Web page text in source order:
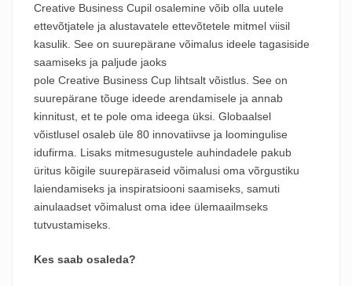
Creative Business Cupil osalemine võib olla uutele
ettevõtjatele ja alustavatele ettevõtetele mitmel viisil
kasulik. See on suurepärane võimalus ideele tagasiside
saamiseks ja paljude jaoks
pole Creative Business Cup lihtsalt võistlus. See on
suurepärane tõuge ideede arendamisele ja annab
kinnitust, et te pole oma ideega üksi. Globaalsel
võistlusel osaleb üle 80 innovatiivse ja loomingulise
idufirma. Lisaks mitmesugustele auhindadele pakub
üritus kõigile suurepäraseid võimalusi oma võrgustiku
laiendamiseks ja inspiratsiooni saamiseks, samuti
ainulaadset võimalust oma idee ülemaailmseks
tutvustamiseks.
Kes saab osaleda?